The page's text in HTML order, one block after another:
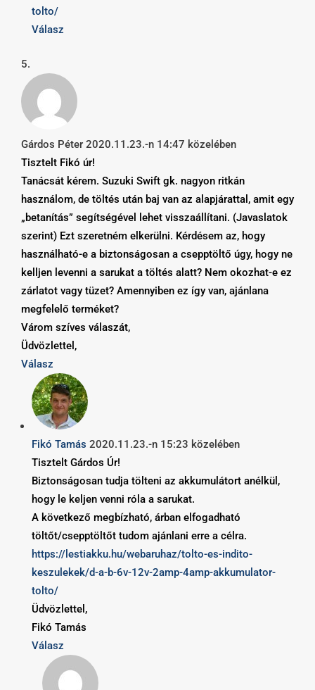
tolto/
Válasz
Gárdos Péter 2020.11.23.-n 14:47 közelében
Tisztelt Fikó úr!
Tanácsát kérem. Suzuki Swift gk. nagyon ritkán
használom, de töltés után baj van az alapjárattal, amit egy
„betanítás” segítségével lehet visszaállítani. (Javaslatok
szerint) Ezt szeretném elkerülni. Kérdésem az, hogy
használható-e a biztonságosan a csepptöltő úgy, hogy ne
kelljen levenni a sarukat a töltés alatt? Nem okozhat-e ez
zárlatot vagy tüzet? Amennyiben ez így van, ajánlana
megfelelő terméket?
Várom szíves válaszát,
Üdvözlettel,
Válasz
Fikó Tamás 2020.11.23.-n 15:23 közelében
Tisztelt Gárdos Úr!
Biztonságosan tudja tölteni az akkumulátort anélkül,
hogy le keljen venni róla a sarukat.
A következő megbízható, árban elfogadható
töltőt/csepptöltőt tudom ajánlani erre a célra.
https://lestiakku.hu/webaruhaz/tolto-es-indito-
keszulekek/d-a-b-6v-12v-2amp-4amp-akkumulator-
tolto/
Üdvözlettel,
Fikó Tamás
Válasz